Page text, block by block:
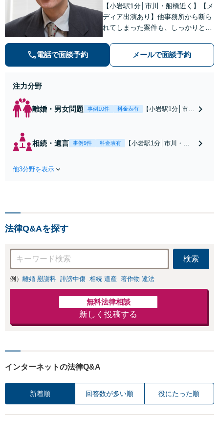
【小岩駅1分│市川・船橋近く】【メ
ディア出演あり】他事務所から断ら
れてしまった案件も、しっかりと面
【解決実績約1000件】豊富な離婚調
停・裁判実績あり【不動産業界出
電話で面談予約 メールで面談予約
注力分野
離婚・男女問題 事例10件 料金表有
【小岩駅1分│市
回避、裁判提起前
の和解、子の認知
相続・遺言 事例9件 料金表有
【小岩駅1分│市川・船
しい地域の皆さまも、
休日対応可】
他3分野を表示
法律Q&Aを探す
検索
例） 離婚 慰謝料 誹謗中傷 相続 遺産 著作物 違法
無料法律相談
新しく投稿する
インターネットの法律Q&A
新着順 回答数が多い順 役にたった順